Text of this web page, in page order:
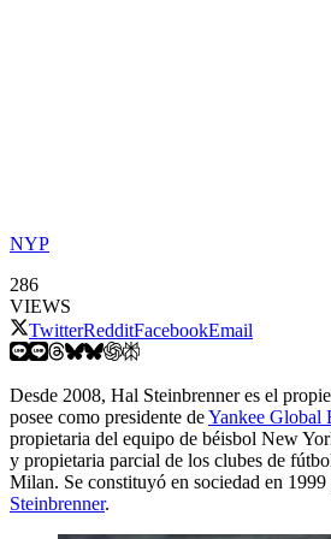
NYP
286
VIEWS
TwitterRedditFacebookEmail
Desde 2008, Hal Steinbrenner es el
posee como presidente deYankee Global
propietaria del equipo de béisbol New
y propietaria parcial de los clubes de
Milan. Se constituyó en sociedad en
Steinbrenner.